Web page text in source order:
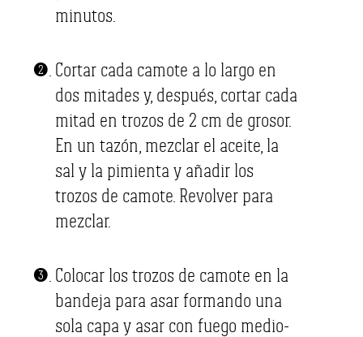
minutos.
Cortar cada camote a lo largo en
dos mitades y, después, cortar cada
mitad en trozos de 2 cm de grosor.
En un tazón, mezclar el aceite, la
sal y la pimienta y añadir los
trozos de camote. Revolver para
mezclar.
Colocar los trozos de camote en la
bandeja para asar formando una
sola capa y asar con fuego medio-